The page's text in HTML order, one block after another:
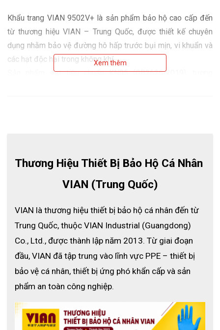
Khẩu trang VIAN 9502V+ là sản phẩm bảo hộ cao cấp đến
từ thương hiệu VIAN – Trung Quốc, được thiết kế chuyên
dụng nhằm bảo vệ đường hô hấp trước bụi mịn, vi khuẩn và
các hạt độc hại trong không khí.
Sản phẩm đạt tiêu chuẩn KN95 (GB2626-2019), tương
dùng an toàn tuyệt đối mà còn mang lại sự thoải mái, dễ thở,
Xem thêm
Thương Hiệu Thiết Bị Bảo Hộ Cá Nhân
VIAN (Trung Quốc)
VIAN là thương hiệu thiết bị bảo hộ cá nhân đến từ
Trung Quốc, thuộc VIAN Industrial (Guangdong)
Co., Ltd., được thành lập năm 2013. Từ giai đoạn
đầu, VIAN đã tập trung vào lĩnh vực PPE – thiết bị
bảo vệ cá nhân, thiết bị ứng phó khẩn cấp và sản
phẩm an toàn công nghiệp.